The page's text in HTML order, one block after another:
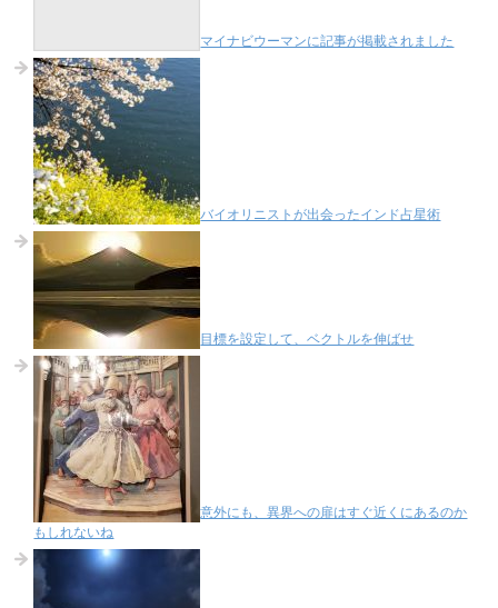
マイナビウーマンに記事が掲載されました
バイオリニストが出会ったインド占星術
目標を設定して、ベクトルを伸ばせ
意外にも、異界への扉はすぐ近くにあるのか
もしれないね